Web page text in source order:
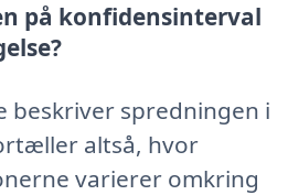
på konfidensinterval
beskriver spredningen i
altså, hvor
varierer omkring